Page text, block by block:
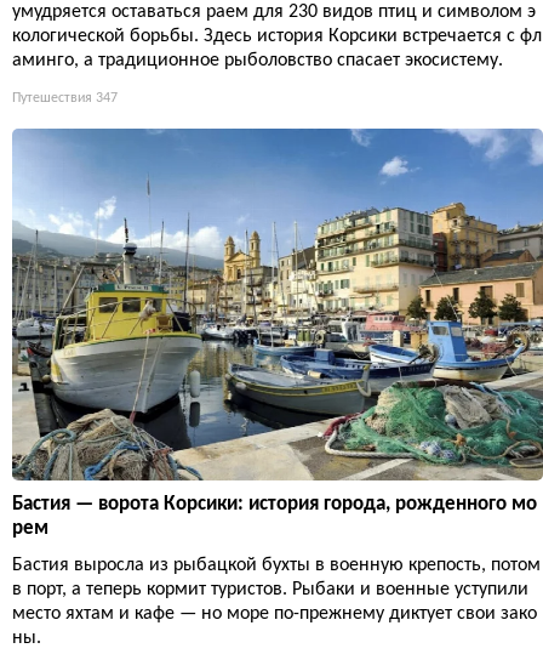
умудряется оставаться раем для 230 видов птиц и символом э
кологической борьбы. Здесь история Корсики встречается с фл
аминго, а традиционное рыболовство спасает экосистему.
Путешествия 347
Бастия — ворота Корсики: история города, рожденного мо
рем
Бастия выросла из рыбацкой бухты в военную крепость, потом
в порт, а теперь кормит туристов. Рыбаки и военные уступили
место яхтам и кафе — но море по-прежнему диктует свои зако
ны.